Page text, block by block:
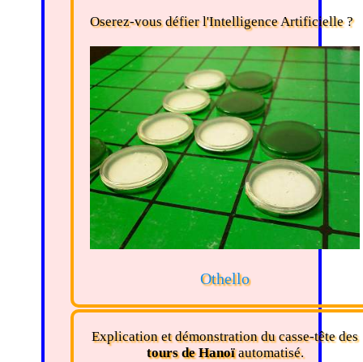
Oserez-vous défier l'Intelligence Artificielle ?
Othello
Explication et démonstration du casse-tête des
tours de Hanoïautomatisé.